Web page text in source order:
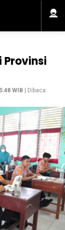
Provinsi
WIB | Dibaca: